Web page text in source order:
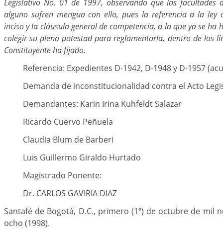
alguno sufren mengua con ello, pues la referencia a la ley
inciso y la cláusula general de competencia, a la que ya se ha
colegir su plena potestad para reglamentarla, dentro de los
Constituyente ha fijado.
Referencia: Expedientes D-1942, D-1948 y D-1957
Demanda de inconstitucionalidad contra el Acto
Demandantes: Karin Irina Kuhfeldt Salazar
Ricardo Cuervo Peñuela
Claudia Blum de Barberi
Luis Guillermo Giraldo Hurtado
Magistrado Ponente:
Dr. CARLOS GAVIRIA DIAZ
Santafé de Bogotá, D.C., primero (1º) de octubre de mil
ocho (1998).